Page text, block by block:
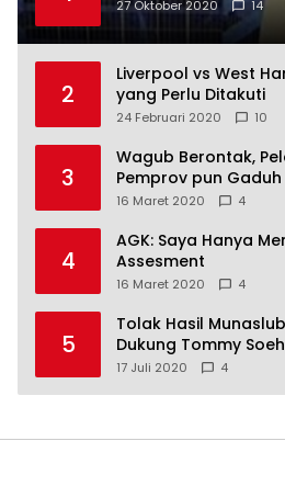
27 Oktober 2020 14
2
Liverpool vs West
yang Perlu Ditakuti
24 Februari 2020 10
3
Wagub Berontak,
Pemprov pun Gaduh
16 Maret 2020 4
4
AGK: Saya Hanya
Assesment
16 Maret 2020 4
5
Tolak Hasil
Dukung Tommy
17 Juli 2020 4